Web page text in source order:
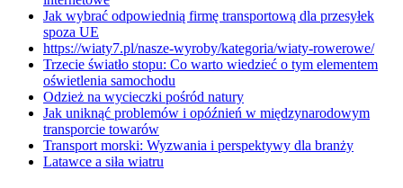
Jak wybrać odpowiednią firmę transportową dla przesyłek
spoza UE
https://wiaty7.pl/nasze-wyroby/kategoria/wiaty-rowerowe/
Trzecie światło stopu: Co warto wiedzieć o tym elementem
oświetlenia samochodu
Odzież na wycieczki pośród natury
Jak uniknąć problemów i opóźnień w międzynarodowym
transporcie towarów
Transport morski: Wyzwania i perspektywy dla branży
Latawce a siła wiatru